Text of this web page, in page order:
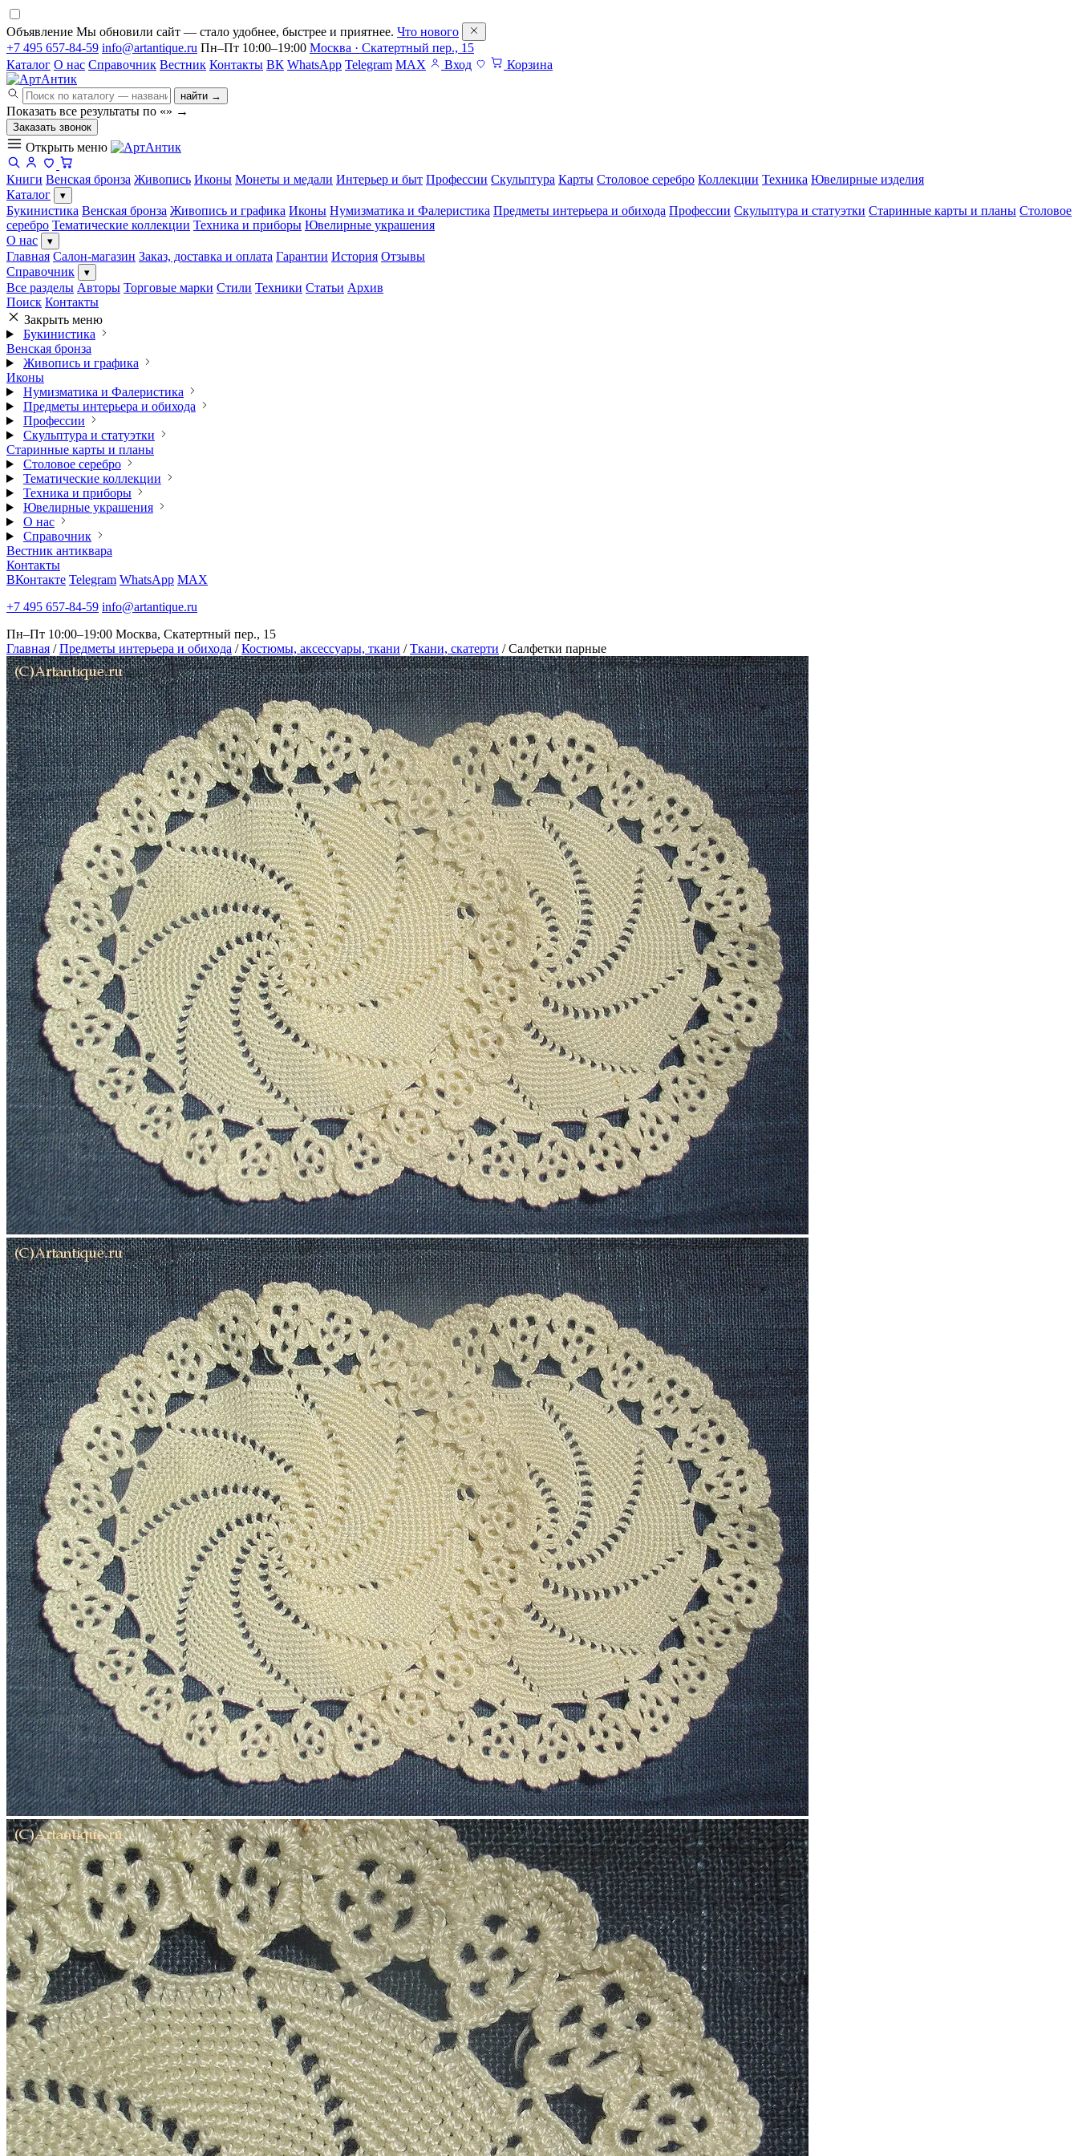
Объявление Мы обновили сайт — стало удобнее, быстрее и приятнее. Что нового
+7 495 657-84-59 info@artantique.ru Пн–Пт 10:00–19:00 Москва · Скатертный пер., 15
Каталог О нас Справочник Вестник Контакты ВК WhatsApp Telegram MAX Вход Корзина
найти →
Показать все результаты по «» →
Заказать звонок
Открыть меню
Книги Венская бронза Живопись Иконы Монеты и медали Интерьер и быт Профессии Скульптура Карты Столовое серебро Коллекции Техника Ювелирные изделия
Каталог
▾
Букинистика Венская бронза Живопись и графика Иконы Нумизматика и Фалеристика Предметы интерьера и обихода Профессии Скульптура и статуэтки Старинные карты и планы Столовое
серебро Тематические коллекции Техника и приборы Ювелирные украшения
О нас
▾
Главная Салон-магазин Заказ, доставка и оплата Гарантии История Отзывы
Справочник
▾
Все разделы Авторы Торговые марки Стили Техники Статьи Архив
Поиск Контакты
Закрыть меню
Букинистика
Венская бронза
Живопись и графика
Иконы
Нумизматика и Фалеристика
Предметы интерьера и обихода
Профессии
Скульптура и статуэтки
Старинные карты и планы
Столовое серебро
Тематические коллекции
Техника и приборы
Ювелирные украшения
О нас
Справочник
Вестник антиквара
Контакты
ВКонтакте Telegram WhatsApp MAX
+7 495 657-84-59 info@artantique.ru
Пн–Пт 10:00–19:00 Москва, Скатертный пер., 15
Главная / Предметы интерьера и обихода / Костюмы, аксессуары, ткани / Ткани, скатерти / Салфетки парные